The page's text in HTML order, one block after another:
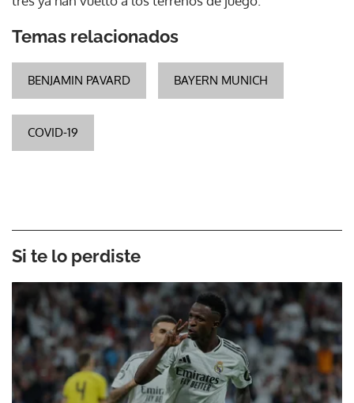
Temas relacionados
BENJAMIN PAVARD BAYERN MUNICH
COVID-19
Si te lo perdiste